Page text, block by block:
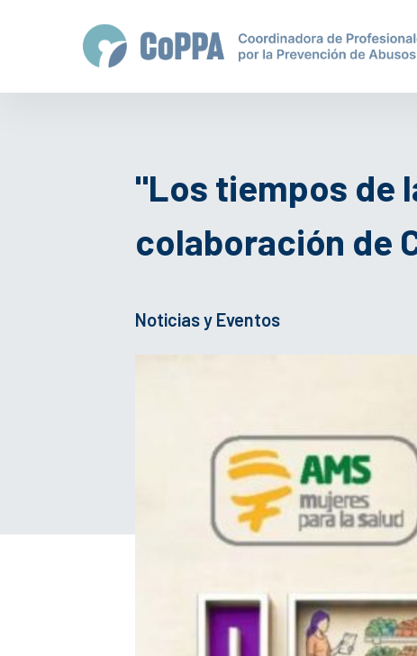
"Los tiempos de
colaboración de
Noticias y Eventos